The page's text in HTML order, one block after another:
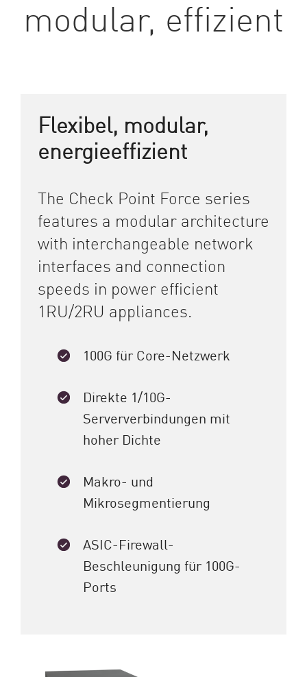
modular, effizient
Flexibel, modular,
energieeffizient
The Check Point Force series
features a modular architecture
with interchangeable network
interfaces and connection
speeds in power efficient
1RU/2RU appliances.
100G für Core-Netzwerk
Direkte 1/10G-
Serververbindungen mit
hoher Dichte
Makro- und
Mikrosegmentierung
ASIC-Firewall-
Beschleunigung für 100G-
Ports